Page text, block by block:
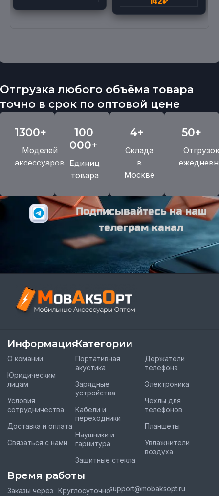
Отгрузка любого объёма товара
точно в срок по оптовой цене
1300+
Моделей
аксессуаров
100
000+
Единиц
товара
4+
Склада
в
Москве
50+
Отгрузок
Подписывайтесь на наш
телеграм канал
Информация
О комании
Юридическим
лицам
Условия
сотрудничества
Доставка и оплата
Связаться с нами
Категории
Портативная
акустика
Зарядные
устройства
Кабели и
переходники
Наушники и
гарнитура
Защитные стекла
Держатели
телефона
Электроника
Чехлы для
телефонов
Планшеты
Увлажнители
воздуха
Время работы
Заказы через
Круглосуточноsupport@mobaksopt.ru